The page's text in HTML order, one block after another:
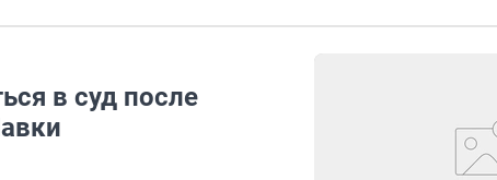
в суд после